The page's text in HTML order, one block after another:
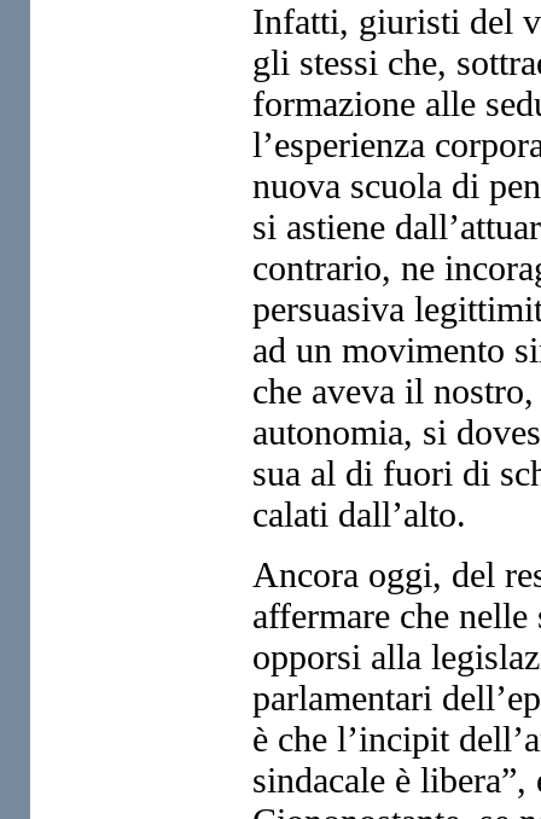
Infatti, giuristi del
gli stessi che,
formazione alle
l’esperienza
nuova scuola di
si astiene
contrario, ne
persuasiva
ad un movimento
che aveva il
autonomia, si
sua al di fuori di
calati dall’alto.
Ancora oggi, del
affermare che
opporsi alla
parlamentari
è che l’incipit
sindacale è